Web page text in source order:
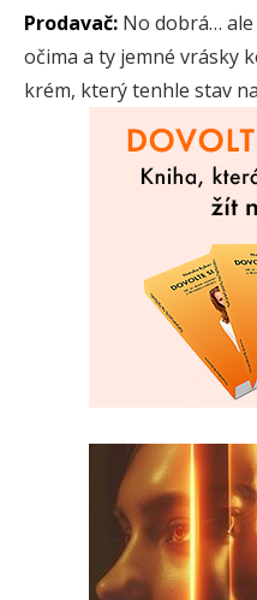
Prodavač: No dobrá…
očima a ty jemné vrásky
krém, který tenhle stav